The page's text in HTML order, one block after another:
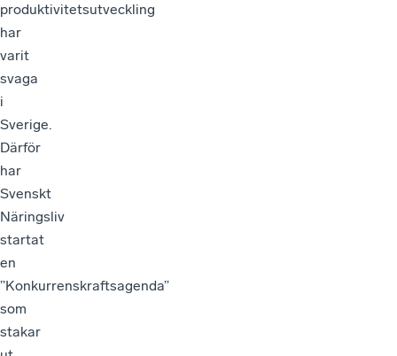
produktivitetsutveckling
har
varit
svaga
i
Sverige.
Därför
har
Svenskt
Näringsliv
startat
en
”Konkurrenskraftsagenda”
som
stakar